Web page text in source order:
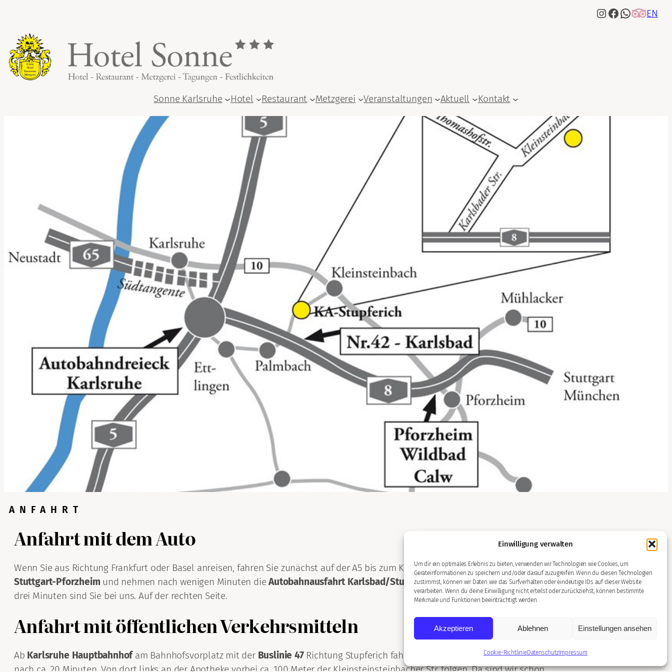
Einwilligung verwalten
Um dir ein optimales Erlebnis zu bieten, verwenden wir Technologien wie Cookies, um
Geräteinformationen zu speichern und/oder darauf zuzugreifen. Wenn du diesen Technologien
zustimmst, können wir Daten wie das Surfverhalten oder eindeutige IDs auf dieser Website
verarbeiten. Wenn du deine Einwilligung nicht erteilst oder zurückziehst, können bestimmte
Merkmale und Funktionen beeinträchtigt werden.
Akzeptieren Ablehnen Einstellungen ansehen
Cookie-RichtlinieDatenschutzImpressum
springen
Instagram
Facebook
WhatsApp
EN
Sonne Karlsruhe Hotel Restaurant Metzgerei Veranstaltungen Aktuell Kontakt
ANFAHRT
Anfahrt mit dem Auto
Wenn Sie aus Richtung Frankfurt oder Basel anreisen, fahren Sie zunächst auf der A5 bis zum Karlsruher Dreieck. Dort wechseln Sie auf dieA8 in Richtung
Stuttgart-Pforzheim und nehmen nach wenigen Minuten dieAutobahnausfahrt Karlsbad/Stupferich (Nr. 42). Dem Schild „Stupferich“ folgen und nach
drei Minuten sind Sie bei uns. Auf der rechten Seite.
Anfahrt mit öffentlichen Verkehrsmitteln
Ab Karlsruhe Hauptbahnhofam Bahnhofsvorplatz mit der Buslinie 47Richtung Stupferich fahren. Sie erreichen unsere Haltestelle „Stupferich-Rathaus“
nach ca. 20 Minuten. Von dort links an der Apotheke vorbei ca. 100 Meter der Kleinsteinsteinbacher Str. folgen. Da sind wir schon.